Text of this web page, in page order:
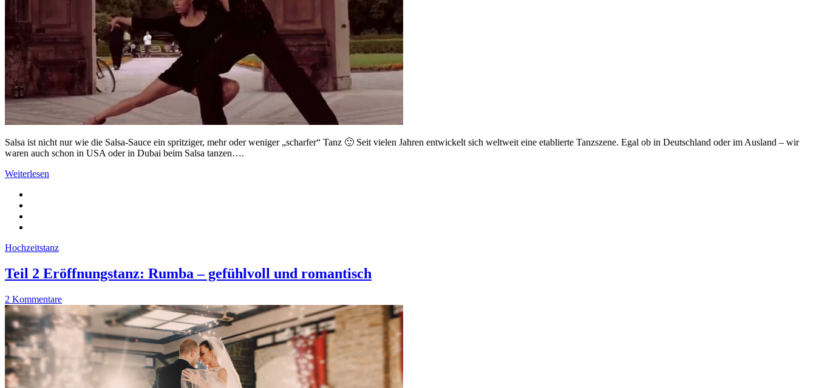
Salsa ist nicht nur wie die Salsa-Sauce ein spritziger, mehr oder weniger „scharfer“ Tanz 🙂 Seit vielen Jahren entwickelt sich weltweit eine etablierte Tanzszene. Egal ob in Deutschland oder im Ausland – wir
waren auch schon in USA oder in Dubai beim Salsa tanzen….
Weiterlesen
Hochzeitstanz
Teil 2 Eröffnungstanz: Rumba – gefühlvoll und romantisch
2 Kommentare